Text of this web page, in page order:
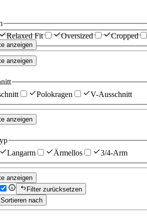
anzeigen
Relaxed Fit Oversized Cropped
anzeigen
Polokragen V-Ausschnitt
anzeigen
Langarm Ärmellos 3/4-Arm
anzeigen
Filter zurücksetzen
Sortieren nach